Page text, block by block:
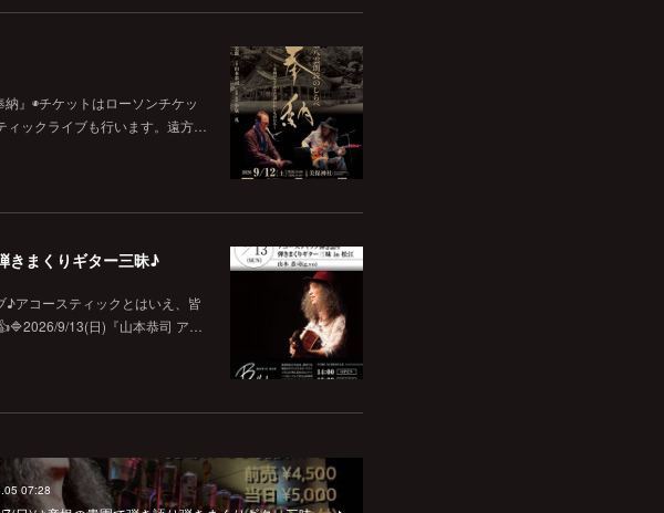
』◉チケットはローソンチケッ
ィックライブも行います。遠方…
きまくりギター三昧♪
アコースティックとはいえ、皆
9/13(日)『山本恭司 ア…
07:28